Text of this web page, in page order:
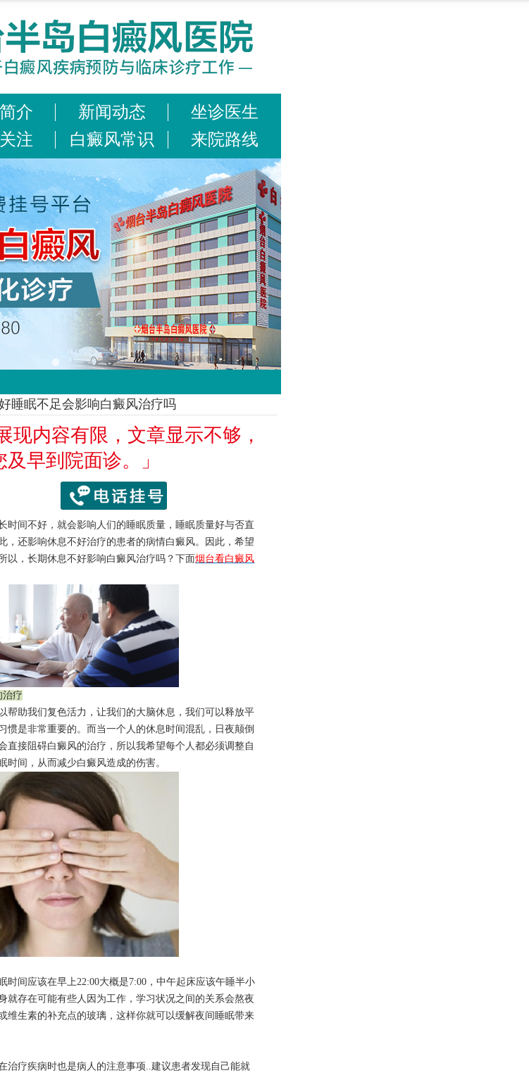
介 新闻动态
坐诊医生
注 白癜风常识 来院路线
睡眠不足会影响白癜风治疗吗
现内容有限，文章显示不够，
及早到院面诊。」
间不好，就会影响人们的睡眠质量，睡眠质量好与否直
，还影响休息不好治疗的患者的病情白癜风。因此，希望
以，长期休息不好影响白癜风治疗吗？下面烟台看白癜风
治疗
帮助我们复色活力，让我们的大脑休息，我们可以释放平
惯是非常重要的。而当一个人的休息时间混乱，日夜颠倒
直接阻碍白癜风的治疗，所以我希望每个人都必须调整自
时间，从而减少白癜风造成的伤害。
间应该在早上22:00大概是7:00，中午起床应该午睡半小
就存在可能有些人因为工作，学习状况之间的关系会熬夜
维生素的补充点的玻璃，这样你就可以缓解夜间睡眠带来
疗疾病时也是病人的注意事项..建议患者发现自己能就